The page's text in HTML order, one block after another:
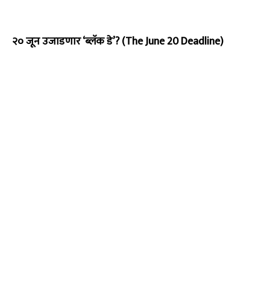
२० जून उजाडणार ‘ब्लॅक डे’? (The June 20 Deadline)